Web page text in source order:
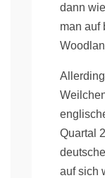
dann
man auf
Quartal
auf sich